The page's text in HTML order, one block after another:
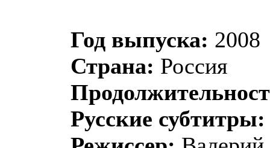
Год выпуска: 2008
Страна: Россия
Русские субтитры: